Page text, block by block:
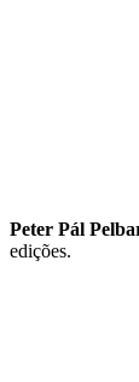
Peter Pál
edições.